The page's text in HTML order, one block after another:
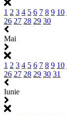
1 2 3 4 5 6 7 8 9 10
26 27 28 29 30
Mai
1 2 3 4 5 6 7 8 9 10
26 27 28 29 30 31
Iunie